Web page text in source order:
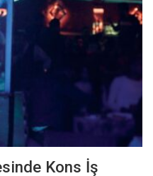
Kons İş